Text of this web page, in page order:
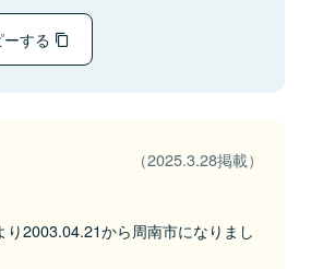
する
（2025.3.28掲載）
り2003.04.21から周南市になりまし